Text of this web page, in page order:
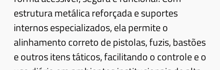
estrutura metálica reforçada e suportes
internos especializados, ela permite o
alinhamento correto de pistolas, fuzis, bastões
e outros itens táticos, facilitando o controle e o